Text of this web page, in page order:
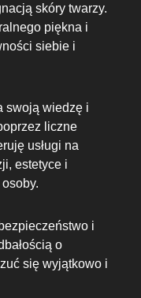
skóry twarzy.
piękna i
siebie i
swoją wiedzę i
liczne
usługi na
estetyce i
i
o
się wyjątkowo i